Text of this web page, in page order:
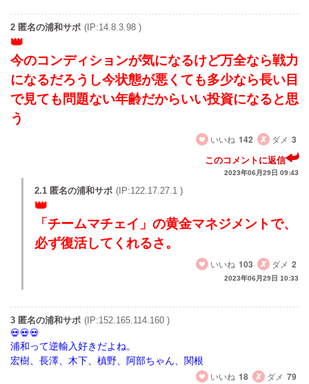
2 匿名の浦和サポ (IP:14.8.3.98 )
今のコンディションが気になるけど万全なら戦力
になるだろうし今状態が悪くても多少なら長い目
で見ても問題ない年齢だからいい投資になると思
う
いいね 142 ダメ 3
このコメントに返信
2023年06月29日 09:43
2.1 匿名の浦和サポ (IP:122.17.27.1 )
「チームマチェイ」の黄金マネジメントで、
必ず復活してくれるさ。
いいね 103 ダメ 2
2023年06月29日 10:33
3 匿名の浦和サポ (IP:152.165.114.160 )
浦和って逆輸入好きだよね。
宏樹、長澤、木下、槙野、阿部ちゃん、関根
いいね 18 ダメ 79